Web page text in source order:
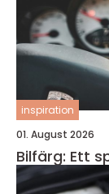
inspiration
01. August 2026
Bilfärg: Ett